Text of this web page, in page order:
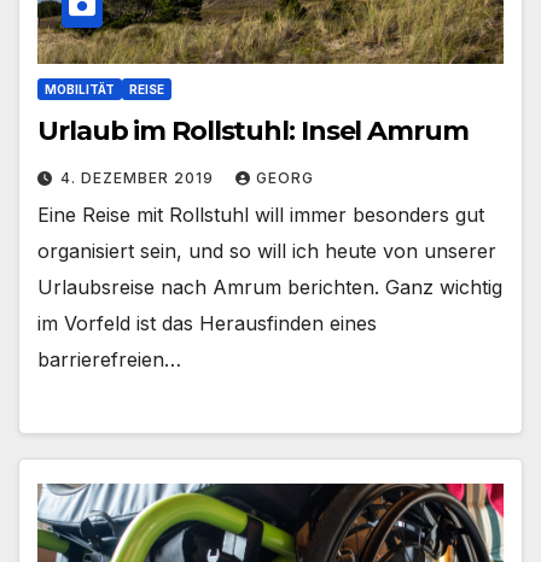
MOBILITÄT REISE
Urlaub im Rollstuhl: Insel Amrum
4. DEZEMBER 2019 GEORG
Eine Reise mit Rollstuhl will immer besonders gut
organisiert sein, und so will ich heute von unserer
Urlaubsreise nach Amrum berichten. Ganz wichtig
im Vorfeld ist das Herausfinden eines
barrierefreien…